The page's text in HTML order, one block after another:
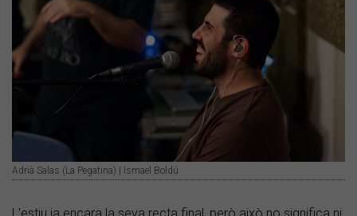
Adrià Salas (La Pegatina) | Ismael Boldú